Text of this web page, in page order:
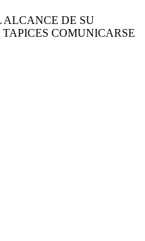
ALCANCE DE SU
COMUNICARSE